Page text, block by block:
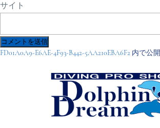
サイト
投
FD01A0A9-E6AE-4F93-B442-5AA210EBA6F2 内で公開